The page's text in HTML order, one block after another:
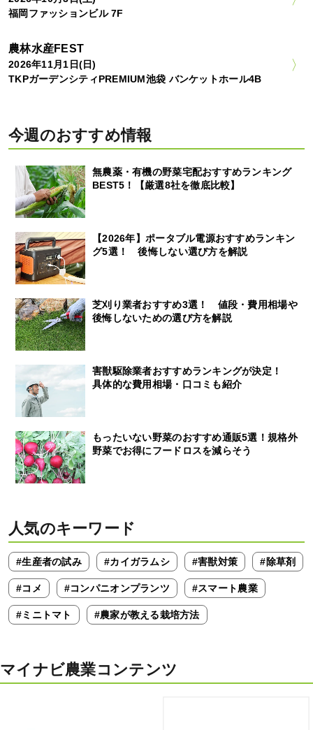
福岡ファッションビル 7F
農林水産FEST
2026年11月1日(日)
TKPガーデンシティPREMIUM池袋 バンケットホール4B
今週のおすすめ情報
無農薬・有機の野菜宅配おすすめランキング
BEST5！【厳選8社を徹底比較】
【2026年】ポータブル電源おすすめランキン
グ5選！ 後悔しない選び方を解説
芝刈り業者おすすめ3選！ 値段・費用相場や
後悔しないための選び方を解説
害獣駆除業者おすすめランキングが決定！
具体的な費用相場・口コミも紹介
もったいない野菜のおすすめ通販5選！規格外
野菜でお得にフードロスを減らそう
人気のキーワード
#生産者の試み #カイガラムシ #害獣対策 #除草剤
#コメ #コンパニオンプランツ #スマート農業
#ミニトマト #農家が教える栽培方法
マイナビ農業コンテンツ